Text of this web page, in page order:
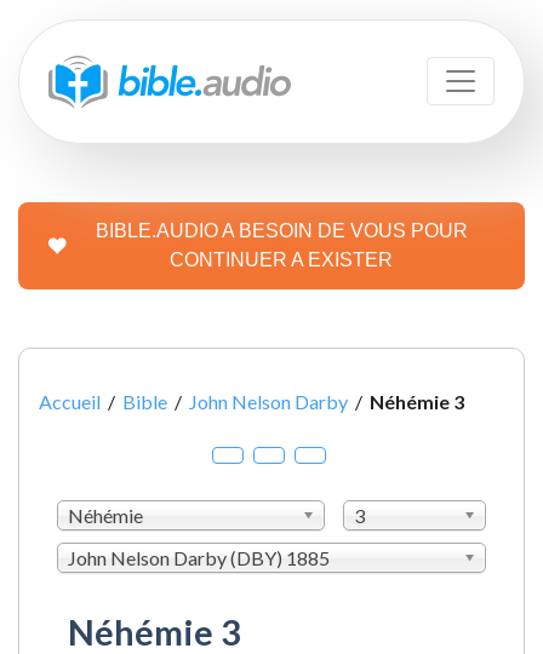
BIBLE.AUDIO A BESOIN DE VOUS POUR
CONTINUER A EXISTER
Accueil / Bible / John Nelson Darby / Néhémie 3
Néhémie
3
John Nelson Darby (DBY) 1885
Néhémie 3